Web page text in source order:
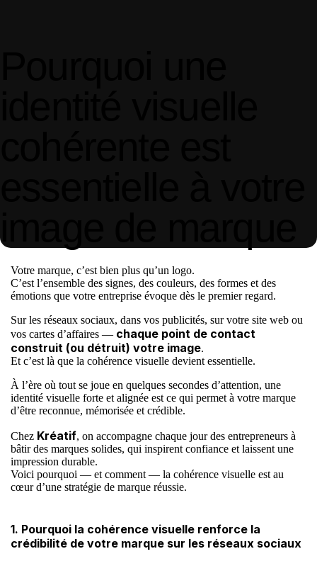
image de marque
Votre marque, c’est bien plus qu’un logo.
C’est l’ensemble des signes, des couleurs, des formes et des
émotions que votre entreprise évoque dès le premier regard.
Sur les réseaux sociaux, dans vos publicités, sur votre site web ou
vos cartes d’affaires — chaque point de contact
construit (ou détruit) votre image.
Et c’est là que la cohérence visuelle devient essentielle.
À l’ère où tout se joue en quelques secondes d’attention, une
identité visuelle forte et alignée est ce qui permet à votre marque
d’être reconnue, mémorisée et crédible.
Chez Kréatif, on accompagne chaque jour des entrepreneurs à
bâtir des marques solides, qui inspirent confiance et laissent une
impression durable.
Voici pourquoi — et comment — la cohérence visuelle est au
cœur d’une stratégie de marque réussie.
1. Pourquoi la cohérence visuelle renforce la
crédibilité de votre marque sur les réseaux sociaux